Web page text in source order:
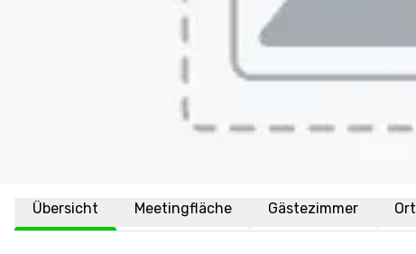
Übersicht Meetingfläche Gästezimmer Ort